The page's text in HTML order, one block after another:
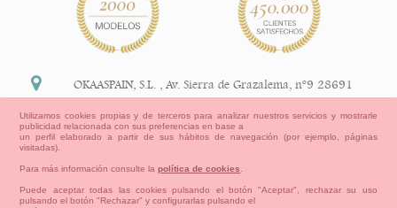
Información Legal
OKAASPAIN, S.L. ,Av. Sierra de Grazalema, nº9 28691
+34 91 113 89 09
Utilizamos cookies propias y de terceros para analizar nuestros servicios y mostrarle
publicidad relacionada con sus preferencias en base a
un perfil elaborado a partir de sus hábitos de navegación (por ejemplo, páginas
visitadas).
Para más información consulte lapolítica de cookies
Puede aceptar todas las cookies pulsando el botón "Aceptar", rechazar su uso
pulsando el botón "Rechazar" y configurarlas pulsando el